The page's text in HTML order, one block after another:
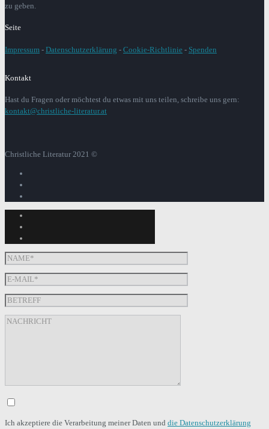
zu geben.
Seite
Impressum - Datenschutzerklärung - Cookie-Richtlinie - Spenden
Kontakt
Hast du Fragen oder möchtest du etwas mit uns teilen, schreibe uns gern:
kontakt@christliche-literatur.at
Christliche Literatur 2021 ©
Ich akzeptiere die Verarbeitung meiner Daten und die Datenschutzerklärung